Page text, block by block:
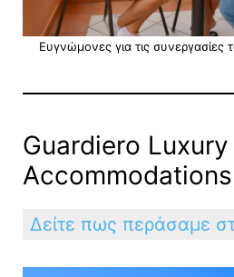
Ευγνώμονες για τις συνεργασίες
Guardiero Luxury
Accommodations
Δείτε πως περάσαμε